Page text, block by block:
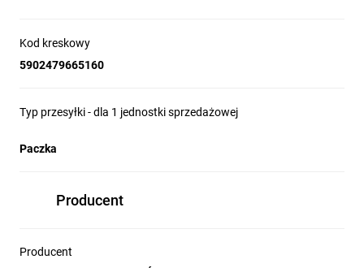
Kod kreskowy
5902479665160
Typ przesyłki - dla 1 jednostki sprzedażowej
Paczka
Producent
Producent